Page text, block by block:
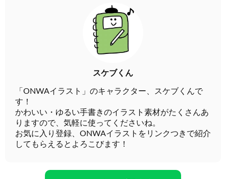
スケブくん
「ONWAイラスト」のキャラクター、スケブくんで
す！
かわいい・ゆるい手書きのイラスト素材がたくさんあ
りますので、気軽に使ってくださいね。
お気に入り登録、ONWAイラストをリンクつきで紹介
してもらえるとよろこびます！